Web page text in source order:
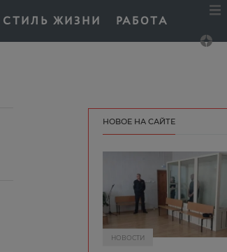
СТИЛЬ ЖИЗНИ РАБОТА
НОВОЕ НА САЙТЕ
НОВОСТИ